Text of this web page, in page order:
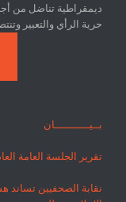
ديمقراطية تناضل من
حرية الرأي والتعبير
بــيـــــــــــان
تقرير الجلسة العامة العادية الثانية
نقابة الصحفيين تساند